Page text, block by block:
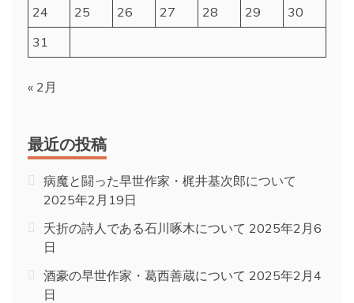
24
25 26 27 28 29
30
31
« 2月
最近の投稿
病魔と闘った早世作家・梶井基次郎について
2025年2月19日
夭折の詩人である石川啄木について 2025年2月6
日
酒豪の早世作家・葛西善蔵について 2025年2月4
日